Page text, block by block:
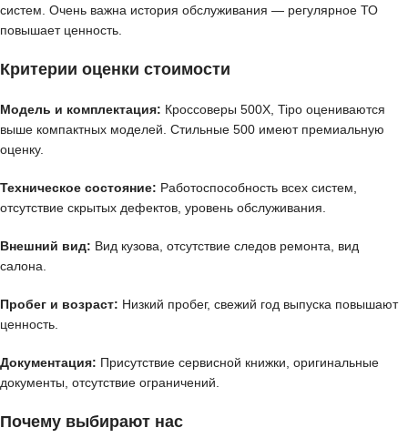
систем. Очень важна история обслуживания — регулярное ТО
повышает ценность.
Критерии оценки стоимости
Модель и комплектация: Кроссоверы 500X, Tipo оцениваются
выше компактных моделей. Стильные 500 имеют премиальную
оценку.
Техническое состояние: Работоспособность всех систем,
отсутствие скрытых дефектов, уровень обслуживания.
Внешний вид: Вид кузова, отсутствие следов ремонта, вид
салона.
Пробег и возраст: Низкий пробег, свежий год выпуска повышают
ценность.
Документация: Присутствие сервисной книжки, оригинальные
документы, отсутствие ограничений.
Почему выбирают нас